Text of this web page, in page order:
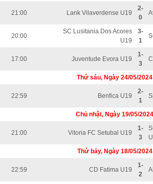
21:00 Lank Vilaverdense U19
2-
0
20:00
SC Lusitania Dos Acores
U19
3-
1
17:00 Juventude Evora U19
1-
3
Thứ sáu, Ngày 24/05/2024
22:59 Benfica U19
2-
1
Chủ nhật, Ngày 19/05/2024
21:00 Vitoria FC Setubal U19
1-
3
Thứ bảy, Ngày 18/05/2024
22:59 CD Fatima U19
1-
2